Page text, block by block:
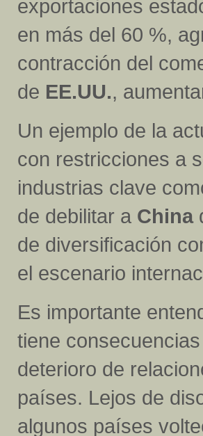
exportaciones
en más del 60 %,
contracción del
de EE.UU.,
Un ejemplo de la
con restricciones a
industrias clave
de debilitar a China
de diversificación
el escenario
Es importante
tiene
deterioro de
países. Lejos de
algunos países